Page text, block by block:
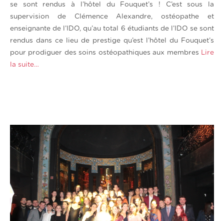
se sont rendus à l’hôtel du Fouquet’s ! C’est sous la
supervision de Clémence Alexandre, ostéopathe et
enseignante de l’IDO, qu’au total 6 étudiants de l’IDO se sont
rendus dans ce lieu de prestige qu’est l’hôtel du Fouquet’s
pour prodiguer des soins ostéopathiques aux membres Lire
la suite…